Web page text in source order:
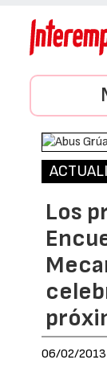
Los
06/02/2013